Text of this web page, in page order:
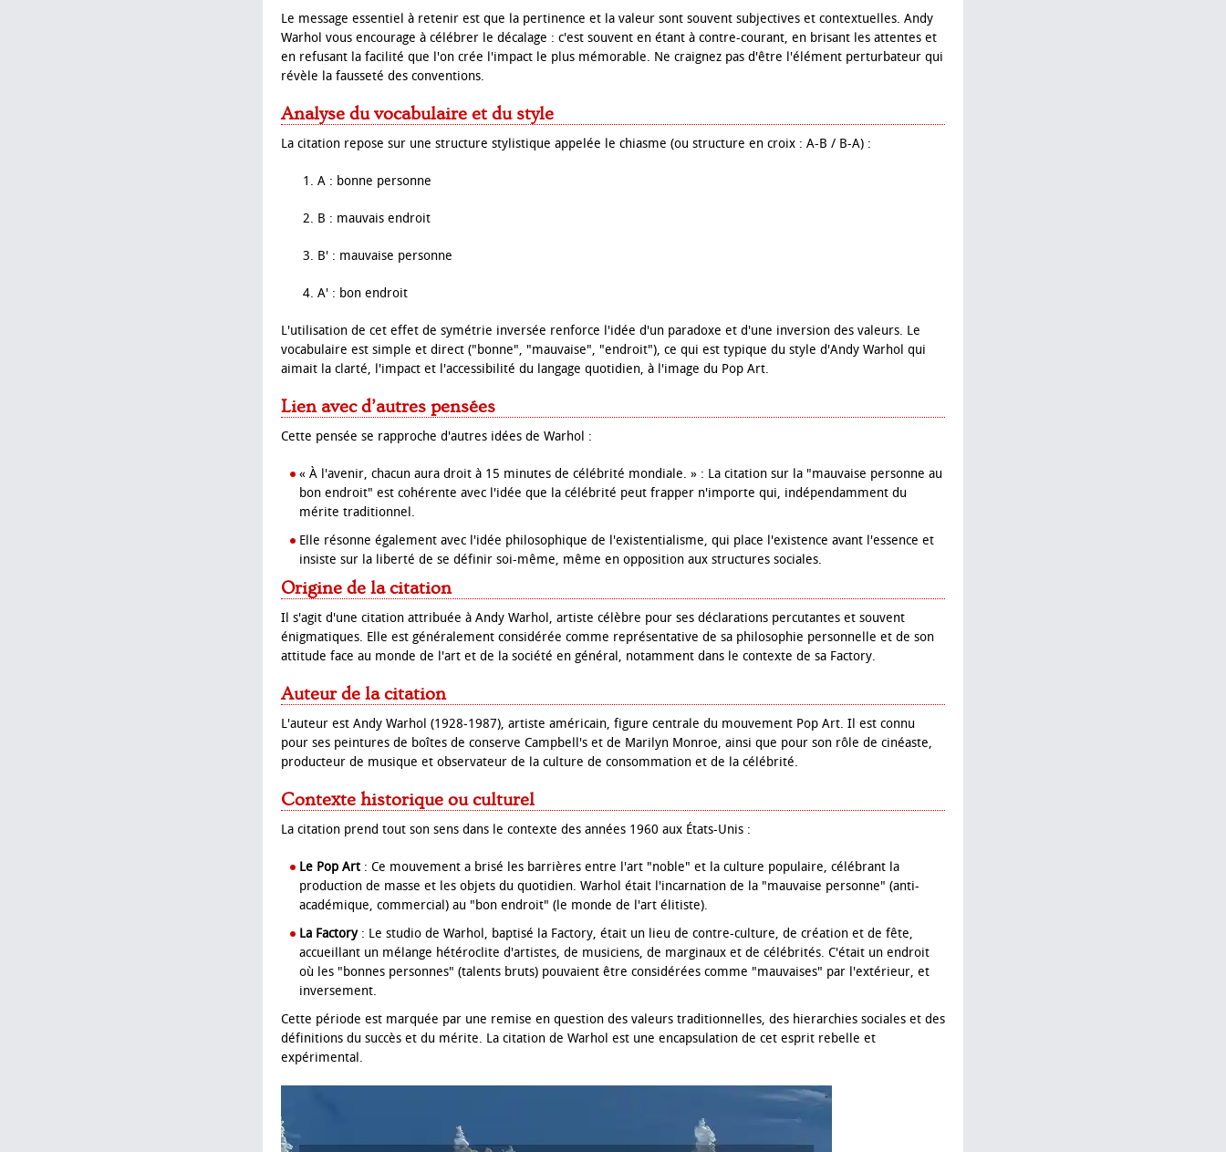
Le message essentiel à retenir est que la pertinence et la valeur sont souvent subjectives et contextuelles. Andy
Warhol vous encourage à célébrer le décalage : c'est souvent en étant à contre-courant, en brisant les attentes et
en refusant la facilité que l'on crée l'impact le plus mémorable. Ne craignez pas d'être l'élément perturbateur qui
révèle la fausseté des conventions.
Analyse du vocabulaire et du style
La citation repose sur une structure stylistique appelée le chiasme (ou structure en croix : A-B / B-A) :
A : bonne personne
B : mauvais endroit
B' : mauvaise personne
A' : bon endroit
L'utilisation de cet effet de symétrie inversée renforce l'idée d'un paradoxe et d'une inversion des valeurs. Le
vocabulaire est simple et direct ("bonne", "mauvaise", "endroit"), ce qui est typique du style d'Andy Warhol qui
aimait la clarté, l'impact et l'accessibilité du langage quotidien, à l'image du Pop Art.
Lien avec d’autres pensées
Cette pensée se rapproche d'autres idées de Warhol :
« À l'avenir, chacun aura droit à 15 minutes de célébrité mondiale. » : La citation sur la "mauvaise personne au
bon endroit" est cohérente avec l'idée que la célébrité peut frapper n'importe qui, indépendamment du
mérite traditionnel.
Elle résonne également avec l'idée philosophique de l'existentialisme, qui place l'existence avant l'essence et
insiste sur la liberté de se définir soi-même, même en opposition aux structures sociales.
Origine de la citation
Il s'agit d'une citation attribuée à Andy Warhol, artiste célèbre pour ses déclarations percutantes et souvent
énigmatiques. Elle est généralement considérée comme représentative de sa philosophie personnelle et de son
attitude face au monde de l'art et de la société en général, notamment dans le contexte de sa Factory.
Auteur de la citation
L'auteur est Andy Warhol (1928-1987), artiste américain, figure centrale du mouvement Pop Art. Il est connu
pour ses peintures de boîtes de conserve Campbell's et de Marilyn Monroe, ainsi que pour son rôle de cinéaste,
producteur de musique et observateur de la culture de consommation et de la célébrité.
Contexte historique ou culturel
La citation prend tout son sens dans le contexte des années 1960 aux États-Unis :
Le Pop Art : Ce mouvement a brisé les barrières entre l'art "noble" et la culture populaire, célébrant la
production de masse et les objets du quotidien. Warhol était l'incarnation de la "mauvaise personne" (anti-
académique, commercial) au "bon endroit" (le monde de l'art élitiste).
La Factory: Le studio de Warhol, baptisé la Factory, était un lieu de contre-culture, de création et de fête,
accueillant un mélange hétéroclite d'artistes, de musiciens, de marginaux et de célébrités. C'était un endroit
où les "bonnes personnes" (talents bruts) pouvaient être considérées comme "mauvaises" par l'extérieur, et
inversement.
Cette période est marquée par une remise en question des valeurs traditionnelles, des hierarchies sociales et des
définitions du succès et du mérite. La citation de Warhol est une encapsulation de cet esprit rebelle et
expérimental.